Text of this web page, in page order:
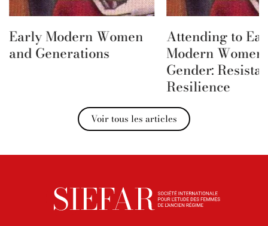
Early Modern Women
and Generations
Attending to
Modern Women
Gender:
Resilience
Voir tous les articles